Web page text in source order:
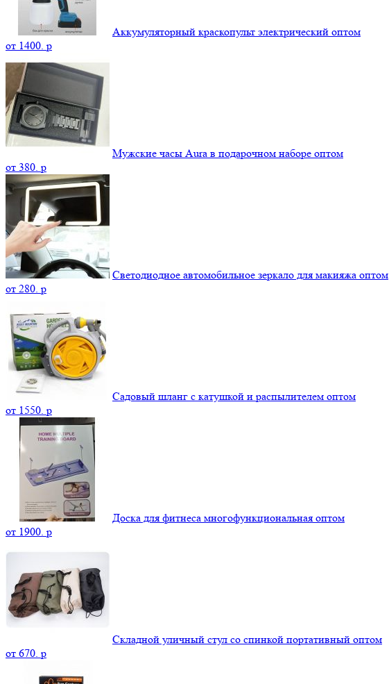
Аккумуляторный краскопульт электрический оптом
от 1400. p
Мужские часы Aura в подарочном наборе оптом
от 380. p
Светодиодное автомобильное зеркало для макияжа оптом
от 280. p
Садовый шланг с катушкой и распылителем оптом
от 1550. p
Доска для фитнеса многофункциональная оптом
от 1900. p
Складной уличный стул со спинкой портативный оптом
от 670. p